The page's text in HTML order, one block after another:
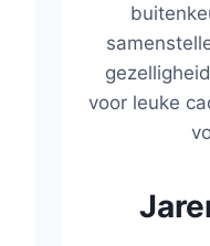
voor leuke